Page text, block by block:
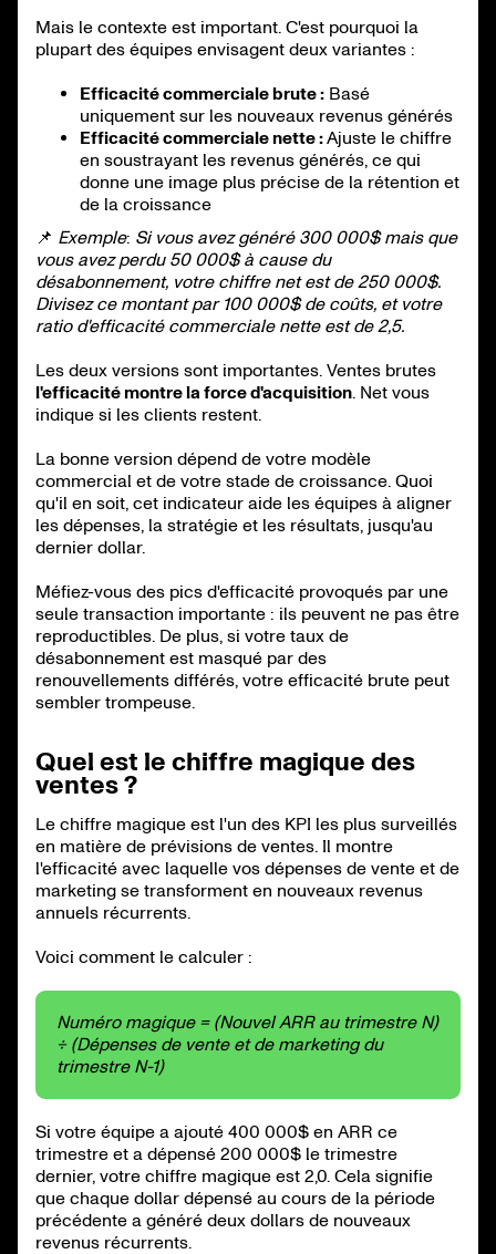
Mais le contexte est important. C'est pourquoi la
plupart des équipes envisagent deux variantes :
Efficacité commerciale brute : Basé
uniquement sur les nouveaux revenus générés
Efficacité commerciale nette :Ajuste le chiffre
en soustrayant les revenus générés, ce qui
donne une image plus précise de la rétention et
de la croissance
📌 Exemple: Si vous avez généré 300 000$ mais que
vous avez perdu 50 000$ à cause du
désabonnement, votre chiffre net est de 250 000$.
Divisez ce montant par 100 000$ de coûts, et votre
ratio d'efficacité commerciale nette est de 2,5.
Les deux versions sont importantes. Ventes brutes
l'efficacité montre la force d'acquisition. Net vous
indique si les clients restent.
La bonne version dépend de votre modèle
commercial et de votre stade de croissance. Quoi
qu'il en soit, cet indicateur aide les équipes à aligner
les dépenses, la stratégie et les résultats, jusqu'au
dernier dollar.
Méfiez-vous des pics d'efficacité provoqués par une
seule transaction importante : ils peuvent ne pas être
reproductibles. De plus, si votre taux de
désabonnement est masqué par des
renouvellements différés, votre efficacité brute peut
sembler trompeuse.
Quel est le chiffre magique des
ventes ?
Le chiffre magique est l'un des KPI les plus surveillés
en matière de prévisions de ventes. Il montre
l'efficacité avec laquelle vos dépenses de vente et de
marketing se transforment en nouveaux revenus
annuels récurrents.
Voici comment le calculer :
Numéro magique = (Nouvel ARR au trimestre N)
÷ (Dépenses de vente et de marketing du
trimestre N-1)
Si votre équipe a ajouté 400 000$ en ARR ce
trimestre et a dépensé 200 000$ le trimestre
dernier, votre chiffre magique est 2,0. Cela signifie
que chaque dollar dépensé au cours de la période
précédente a généré deux dollars de nouveaux
revenus récurrents.